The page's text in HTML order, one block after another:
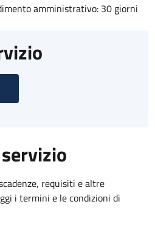
amministrativo: 30 giorni
requisiti e altre
i termini e le condizioni di